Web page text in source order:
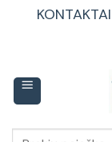
KONTAKTAI